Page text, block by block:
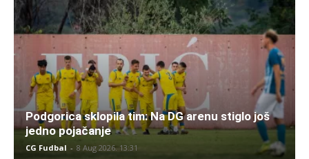
Podgorica sklopila tim: Na DG arenu stiglo još
jedno pojačanje
CG Fudbal - 8 Aug 2026. 13:31